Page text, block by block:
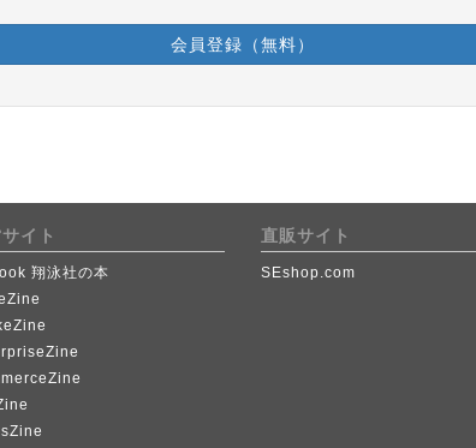
会員登録（無料）
イト
翔泳社の本
直販サイト
SEshop.com